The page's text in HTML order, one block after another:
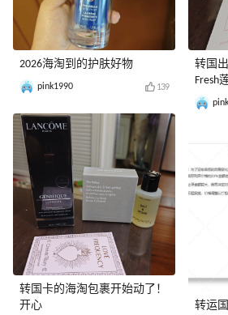
2026海淘到的护肤好物
pink1990 139
转国卡的海淘包裹开始动了！
开心
转国
Fresh
膏
转运